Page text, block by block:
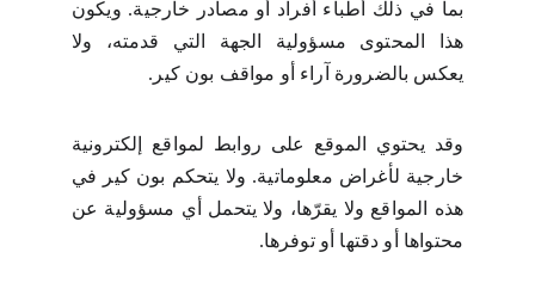
بما في ذلك أطباء أفراد أو مصادر خارجية. ويكون
هذا المحتوى مسؤولية الجهة التي قدمته، ولا
يعكس بالضرورة آراء أو مواقف بون كير.
وقد يحتوي الموقع على روابط لمواقع إلكترونية
خارجية لأغراض معلوماتية. ولا يتحكم بون كير في
هذه المواقع ولا يقرّها، ولا يتحمل أي مسؤولية عن
محتواها أو دقتها أو توفرها.